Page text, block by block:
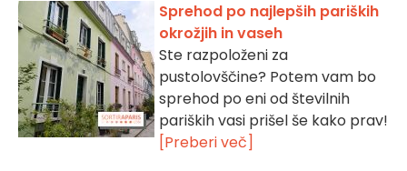
Sprehod po najlepših pariških
okrožjih in vaseh
Ste razpoloženi za
pustolovščine? Potem vam bo
sprehod po eni od številnih
pariških vasi prišel še kako prav!
[Preberi več]